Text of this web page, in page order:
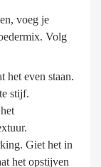
voeg je
Volg
het even staan.
stijf.
Giet het in
het opstijven